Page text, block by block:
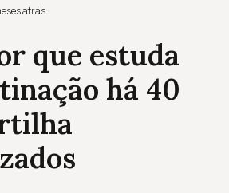
atrás
que estuda
há 40